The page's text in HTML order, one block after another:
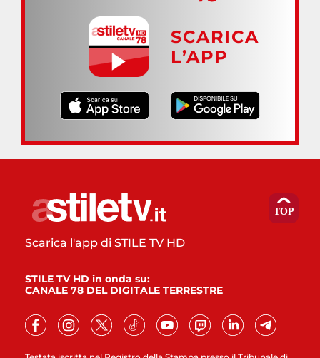
SCARICA
L’APP
Scarica l'app di STILE TV HD
STILE TV HD in onda su:
CANALE 78 DEL DIGITALE TERRESTRE